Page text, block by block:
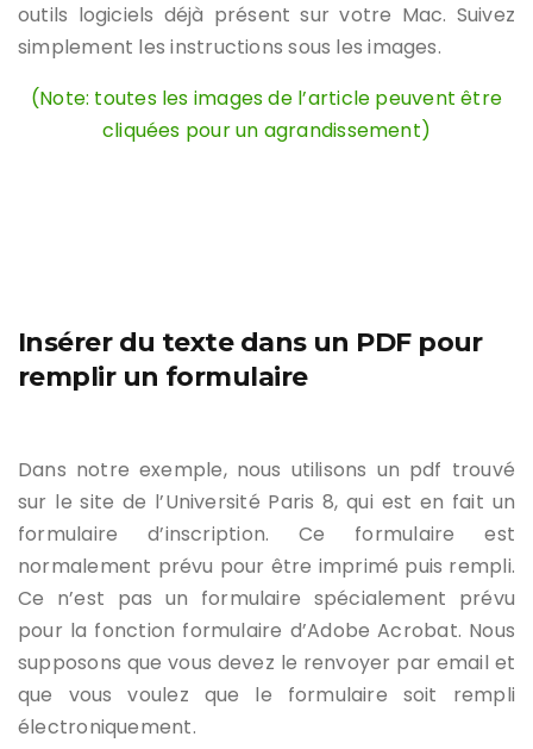
outils logiciels déjà présent sur votre Mac. Suivez
simplement les instructions sous les images.
(Note: toutes les images de l’article peuvent être
cliquées pour un agrandissement)
Insérer du texte dans un PDF pour
remplir un formulaire
Dans notre exemple, nous utilisons un pdf trouvé
sur le site de l’Université Paris 8, qui est en fait un
formulaire d’inscription. Ce formulaire est
normalement prévu pour être imprimé puis rempli.
Ce n’est pas un formulaire spécialement prévu
pour la fonction formulaire d’Adobe Acrobat. Nous
supposons que vous devez le renvoyer par email et
que vous voulez que le formulaire soit rempli
électroniquement.